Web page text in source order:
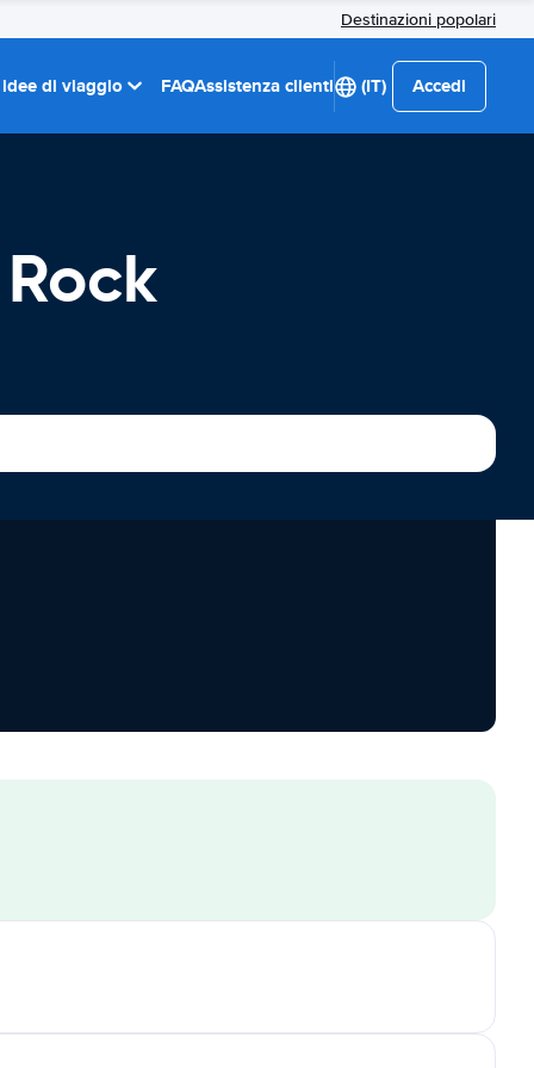
Destinazioni popolari
di viaggio FAQAssistenza clienti (IT) Accedi